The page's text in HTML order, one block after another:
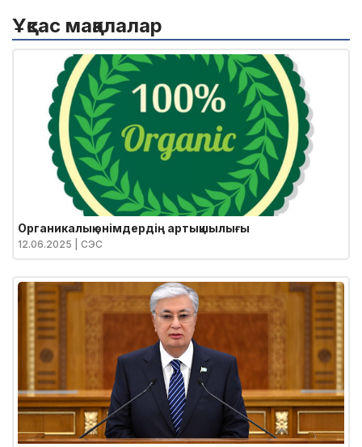
Ұқсас мақалалар
Органикалық өнімдердің артықшылығы
12.06.2025 | СЭС